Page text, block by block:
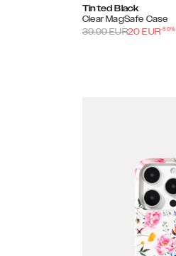
Tinted Black
Clear MagSafe Case
39.99EUR20 EUR-50%